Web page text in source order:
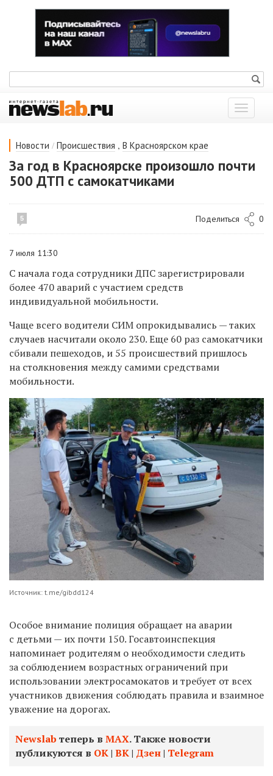
Показать
меню
Новости / Происшествия , В Красноярском крае
За год в Красноярске произошло почти
500 ДТП с самокатчиками
5 Поделиться 0
7 июля 11:30
С начала года сотрудники ДПС зарегистрировали
более 470 аварий с участием средств
индивидуальной мобильности.
Чаще всего водители СИМ опрокидывались — таких
случаев насчитали около 230. Еще 60 раз самокатчики
сбивали пешеходов, и 55 происшествий пришлось
на столкновения между самими средствами
мобильности.
Источник: t.me/gibdd124
Особое внимание полиция обращает на аварии
с детьми — их почти 150. Госавтоинспекция
напоминает родителям о необходимости следить
за соблюдением возрастных ограничений при
использовании электросамокатов и требует от всех
участников движения соблюдать правила и взаимное
уважение на дорогах.
Newslab теперь в МАХ. Также новости
публикуются в ОК| ВК| Дзен| Telegram